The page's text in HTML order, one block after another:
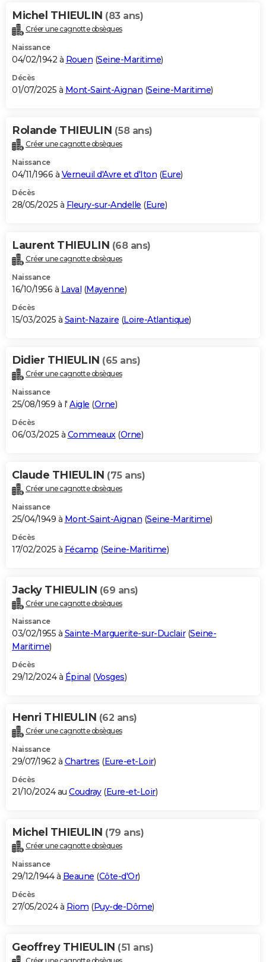
Michel THIEULIN (83 ans)
Créer une cagnotte obsèques
Naissance
04/02/1942 à Rouen (Seine-Maritime)
Décès
01/07/2025 à Mont-Saint-Aignan (Seine-Maritime)
Rolande THIEULIN (58 ans)
Créer une cagnotte obsèques
Naissance
04/11/1966 à Verneuil d'Avre et d'Iton (Eure)
Décès
28/05/2025 à Fleury-sur-Andelle (Eure)
Laurent THIEULIN (68 ans)
Créer une cagnotte obsèques
Naissance
16/10/1956 à Laval (Mayenne)
Décès
15/03/2025 à Saint-Nazaire (Loire-Atlantique)
Didier THIEULIN (65 ans)
Créer une cagnotte obsèques
Naissance
25/08/1959 à l' Aigle (Orne)
Décès
06/03/2025 à Commeaux(Orne)
Claude THIEULIN (75 ans)
Créer une cagnotte obsèques
Naissance
25/04/1949 à Mont-Saint-Aignan (Seine-Maritime)
Décès
17/02/2025 à Fécamp (Seine-Maritime)
Jacky THIEULIN (69 ans)
Créer une cagnotte obsèques
Naissance
03/02/1955 à Sainte-Marguerite-sur-Duclair(Seine-
Maritime)
Décès
29/12/2024 à Épinal (Vosges)
Henri THIEULIN (62 ans)
Créer une cagnotte obsèques
Naissance
29/07/1962 à Chartres (Eure-et-Loir)
Décès
21/10/2024 au Coudray(Eure-et-Loir)
Michel THIEULIN (79 ans)
Créer une cagnotte obsèques
Naissance
29/12/1944 à Beaune (Côte-d'Or)
Décès
27/05/2024 à Riom (Puy-de-Dôme)
Geoffrey THIEULIN (51 ans)